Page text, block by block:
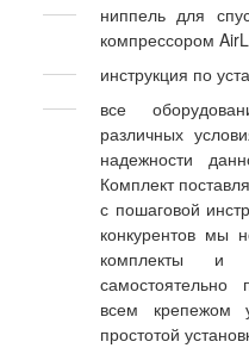
ниппель для
компрессором
инструкция по
все
различных
надежности
Комплект
с пошаговой
конкурентов мы
комплекты и
самостоятельно
всем крепежом
простотой